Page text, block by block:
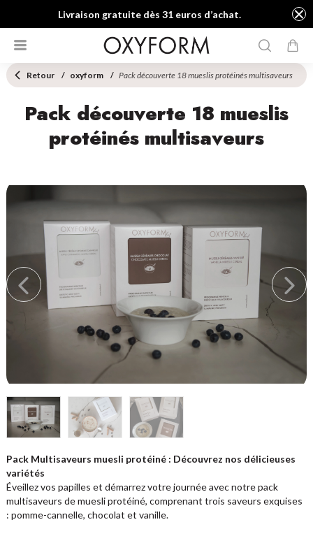
Livraison gratuite dès 31 euros d’achat.
Retour oxyform Pack découverte 18 mueslis protéinés multisaveurs
Pack découverte 18 mueslis
protéinés multisaveurs
Pack Multisaveurs muesli protéiné : Découvrez nos délicieuses
variétés
Éveillez vos papilles et démarrez votre journée avec notre pack
multisaveurs de muesli protéiné, comprenant trois saveurs exquises
: pomme-cannelle, chocolat et vanille.